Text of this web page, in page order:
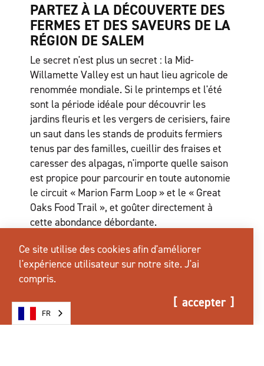
PARTEZ À LA DÉCOUVERTE DES
FERMES ET DES SAVEURS DE LA
RÉGION DE SALEM
Le secret n'est plus un secret : la Mid-
Willamette Valley est un haut lieu agricole de
renommée mondiale. Si le printemps et l'été
sont la période idéale pour découvrir les
jardins fleuris et les vergers de cerisiers, faire
un saut dans les stands de produits fermiers
tenus par des familles, cueillir des fraises et
caresser des alpagas, n'importe quelle saison
est propice pour parcourir en toute autonomie
le circuit « Marion Farm Loop » et le « Great
Oaks Food Trail », et goûter directement à
cette abondance débordante.
en savoir plus
Ce site utilise des cookies afin d'améliorer
l'expérience utilisateur sur notre site.J'ai
compris.
accepter
FR